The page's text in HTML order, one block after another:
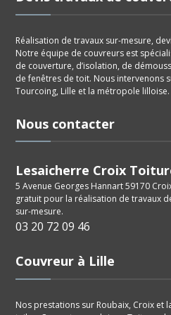
Réalisation de travaux sur-mesure,
Notre équipe de couvreurs est
de couverture, d’isolation, de
de fenêtres de toit. Nous intervenons
Tourcoing, Lille et la métropole lilloise.
Nous contacter
Lesaicherre Croix
5 Avenue Georges Hannart 59170
gratuit pour la réalisation de travaux
sur-mesure.
03 20 72 09 46
Couvreur à Lille
Nos prestations sur Roubaix, Croix et